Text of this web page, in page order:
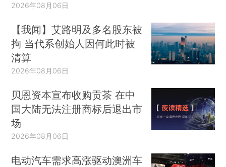
2026年08月06日
【我闻】艾路明及多名股东被
拘 当代系创始人因何此时被
清算
2026年08月06日
贝恩资本宣布收购贡茶 在中
国大陆无法注册商标后退出市
场
2026年08月06日
电动汽车需求高涨驱动澳洲车